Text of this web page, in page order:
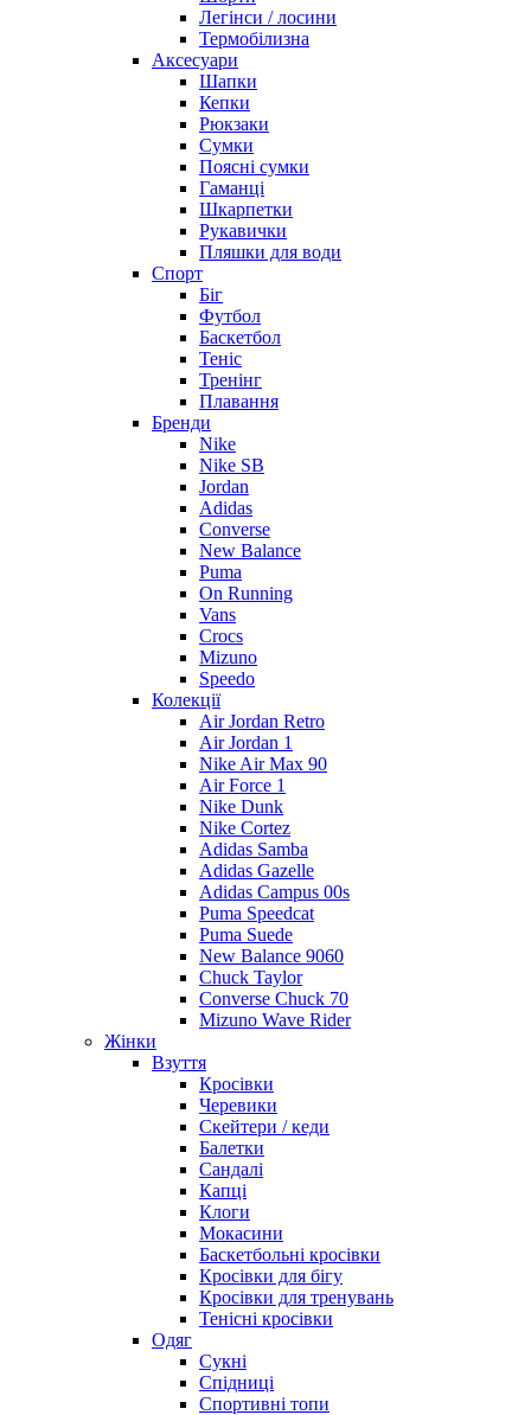
Легінси / лосини
Термобілизна
Аксесуари
Шапки
Кепки
Рюкзаки
Сумки
Поясні сумки
Гаманці
Шкарпетки
Рукавички
Пляшки для води
Спорт
Біг
Футбол
Баскетбол
Теніс
Тренінг
Плавання
Бренди
Nike
Nike SB
Jordan
Adidas
Converse
New Balance
Puma
On Running
Vans
Crocs
Mizuno
Speedo
Колекції
Air Jordan Retro
Air Jordan 1
Nike Air Max 90
Air Force 1
Nike Dunk
Nike Cortez
Adidas Samba
Adidas Gazelle
Adidas Campus 00s
Puma Speedcat
Puma Suede
New Balance 9060
Chuck Taylor
Converse Chuck 70
Mizuno Wave Rider
Жінки
Взуття
Кросівки
Черевики
Скейтери / кеди
Балетки
Сандалі
Капці
Клоги
Мокасини
Баскетбольні кросівки
Кросівки для бігу
Кросівки для тренувань
Тенісні кросівки
Одяг
Сукні
Спідниці
Спортивні топи